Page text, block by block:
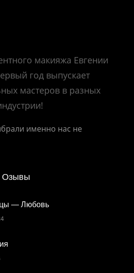
макияжа Евгении
год выпускает
мастеров в разных
именно нас не
Озывы
— Любовь